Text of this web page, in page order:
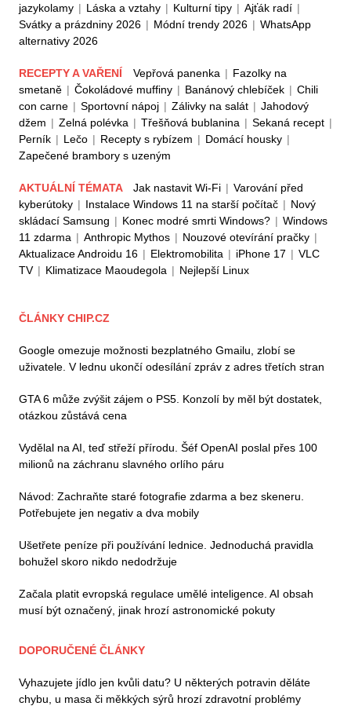
jazykolamy | Láska a vztahy | Kulturní tipy | Ajťák radí |
Svátky a prázdniny 2026 | Módní trendy 2026 | WhatsApp
alternativy 2026
RECEPTY A VAŘENÍ Vepřová panenka | Fazolky na
smetaně | Čokoládové muffiny | Banánový chlebíček | Chili
con carne | Sportovní nápoj | Zálivky na salát | Jahodový
džem | Zelná polévka | Třešňová bublanina | Sekaná recept |
Perník | Lečo | Recepty s rybízem | Domácí housky |
Zapečené brambory s uzeným
AKTUÁLNÍ TÉMATA Jak nastavit Wi-Fi | Varování před
kyberútoky | Instalace Windows 11 na starší počítač | Nový
skládací Samsung | Konec modré smrti Windows? | Windows
11 zdarma | Anthropic Mythos | Nouzové otevírání pračky |
Aktualizace Androidu 16 | Elektromobilita | iPhone 17 | VLC
TV | Klimatizace Maoudegola | Nejlepší Linux
ČLÁNKY CHIP.CZ
Google omezuje možnosti bezplatného Gmailu, zlobí se
uživatele. V lednu ukončí odesílání zpráv z adres třetích stran
GTA 6 může zvýšit zájem o PS5. Konzolí by měl být dostatek,
otázkou zůstává cena
Vydělal na AI, teď střeží přírodu. Šéf OpenAI poslal přes 100
milionů na záchranu slavného orlího páru
Návod: Zachraňte staré fotografie zdarma a bez skeneru.
Potřebujete jen negativ a dva mobily
Ušetřete peníze při používání lednice. Jednoduchá pravidla
bohužel skoro nikdo nedodržuje
Začala platit evropská regulace umělé inteligence. AI obsah
musí být označený, jinak hrozí astronomické pokuty
DOPORUČENÉ ČLÁNKY
Vyhazujete jídlo jen kvůli datu? U některých potravin děláte
chybu, u masa či měkkých sýrů hrozí zdravotní problémy